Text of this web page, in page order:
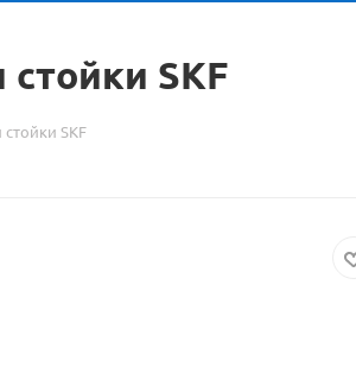
стойки Материал
SKF
SKF